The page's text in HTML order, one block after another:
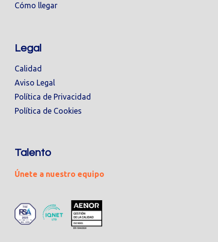
Cómo llegar
Legal
Calidad
Aviso Legal
Política de Privacidad
Política de Cookies
Talento
Únete a nuestro equipo